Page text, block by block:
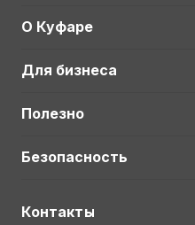
О Куфаре
Для бизнеса
Полезно
Безопасность
Контакты